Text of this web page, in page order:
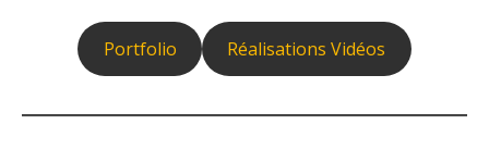
Portfolio Réalisations Vidéos